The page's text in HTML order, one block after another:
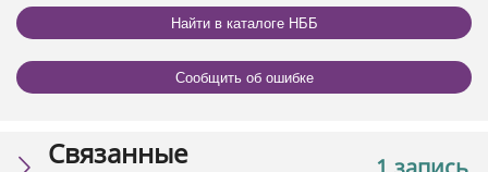
Найти в каталоге НББ
Сообщить об ошибке
Связанные